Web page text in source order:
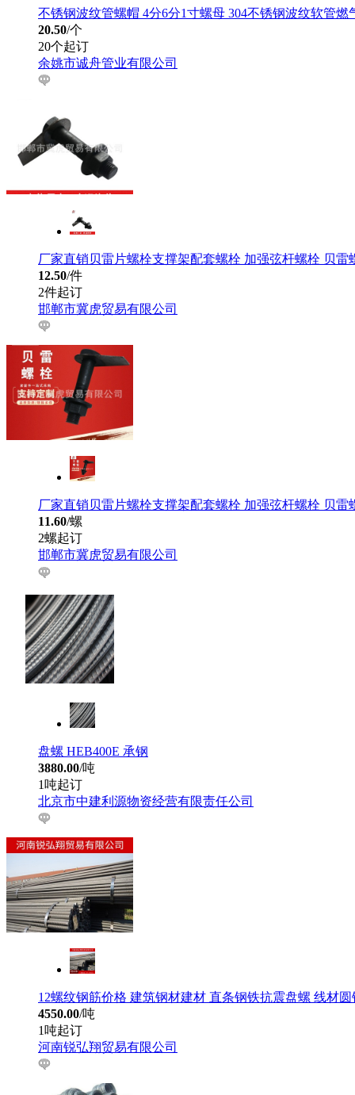
不锈钢波纹管螺帽 4分6分1寸螺母 304不锈钢波纹软管燃
20.50/个
20个起订
余姚市诚舟管业有限公司
厂家直销贝雷片螺栓支撑架配套螺栓 加强弦杆螺栓 贝雷
12.50/件
2件起订
邯郸市冀虎贸易有限公司
厂家直销贝雷片螺栓支撑架配套螺栓 加强弦杆螺栓 贝雷
11.60/螺
2螺起订
邯郸市冀虎贸易有限公司
盘螺 HEB400E 承钢
3880.00/吨
1吨起订
北京市中建利源物资经营有限责任公司
12螺纹钢筋价格 建筑钢材建材 直条钢铁抗震盘螺 线材圆
4550.00/吨
1吨起订
河南锐弘翔贸易有限公司